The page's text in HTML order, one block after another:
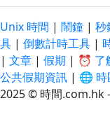
Unix 時間 | 鬧鐘 | 秒
具 | 倒數計時工具 |
| 文章 | 假期 | ⏰ 了
公共假期資訊 | 🌐 時
2025 © 時間.com.hk